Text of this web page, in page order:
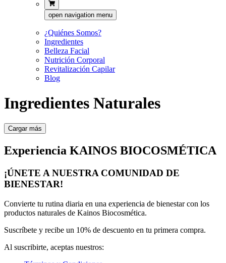
open navigation menu
¿Quiénes Somos?
Ingredientes
Belleza Facial
Nutrición Corporal
Revitalización Capilar
Blog
Ingredientes Naturales
Cargar más
Experiencia KAINOS BIOCOSMÉTICA
¡ÚNETE A NUESTRA COMUNIDAD DE
BIENESTAR!
Convierte tu rutina diaria en una experiencia de bienestar con los
productos naturales de Kainos Biocosmética.
Suscríbete y recibe un 10% de descuento en tu primera compra.
Al suscribirte, aceptas nuestros: